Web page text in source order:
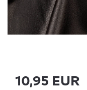
10,95 EUR